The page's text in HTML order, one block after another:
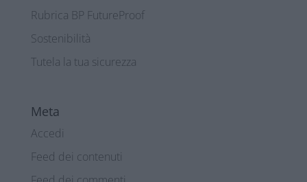
Rubrica BP FutureProof
Sostenibilità
Tutela la tua sicurezza
Meta
Accedi
Feed dei contenuti